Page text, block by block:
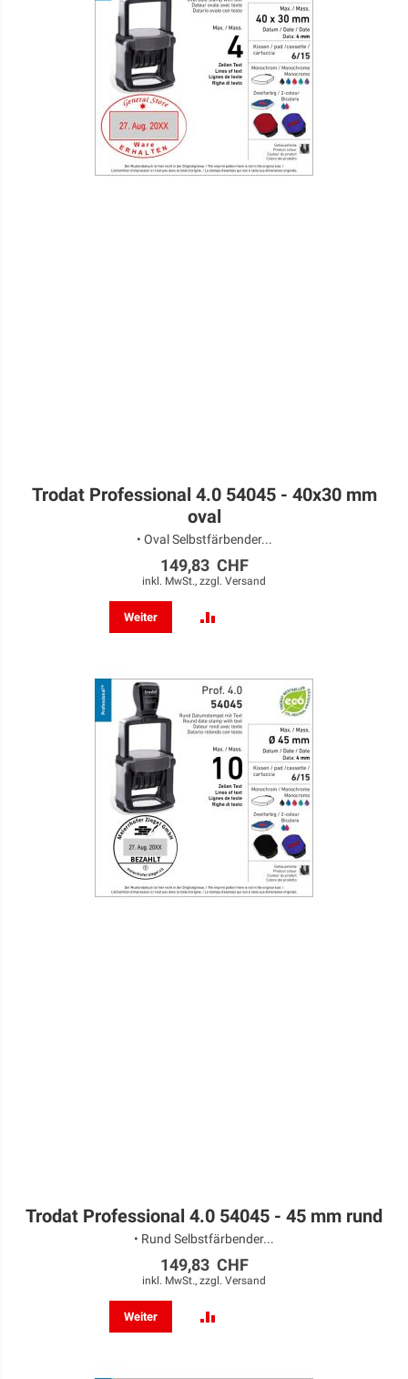
Trodat Professional 4.0 54045 - 40x30 mm
oval
• Oval Selbstfärbender...
149,83 CHF
inkl. MwSt., zzgl. Versand
Weiter
HINZUFÜGEN
Trodat Professional 4.0 54045 - 45 mm rund
• Rund Selbstfärbender...
149,83 CHF
inkl. MwSt., zzgl. Versand
Weiter